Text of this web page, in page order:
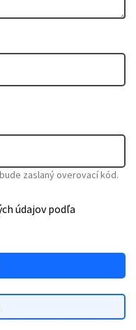
zaslaný overovací kód.
údajov podľa